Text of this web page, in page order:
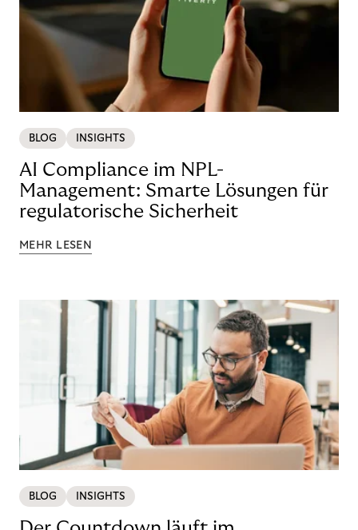
BLOG INSIGHTS
AI Compliance im NPL-
Management: Smarte Lösungen für
regulatorische Sicherheit
MEHR LESEN
BLOG INSIGHTS